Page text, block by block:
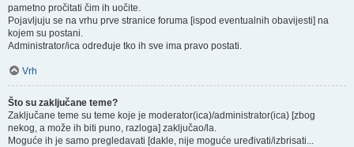
pametno pročitati čim ih uočite.
Pojavljuju se na vrhu prve stranice foruma [ispod eventualnih obavijesti] na
kojem su postani.
Administrator/ica određuje tko ih sve ima pravo postati.
Vrh
Što su zaključane teme?
Zaključane teme su teme koje je moderator(ica)/administrator(ica) [zbog
nekog, a može ih biti puno, razloga] zaključao/la.
Moguće ih je samo pregledavati [dakle, nije moguće uređivati/izbrisati...